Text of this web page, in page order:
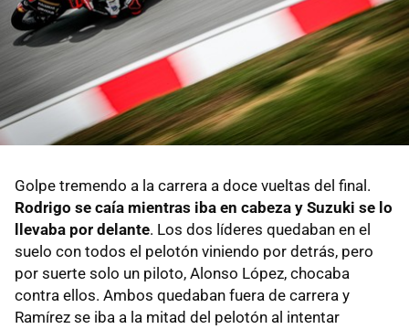
Golpe tremendo a la carrera a doce vueltas del final.
Rodrigo se caía mientras iba en cabeza y Suzuki se lo
llevaba por delante. Los dos líderes quedaban en el
suelo con todos el pelotón viniendo por detrás, pero
por suerte solo un piloto, Alonso López, chocaba
contra ellos. Ambos quedaban fuera de carrera y
Ramírez se iba a la mitad del pelotón al intentar